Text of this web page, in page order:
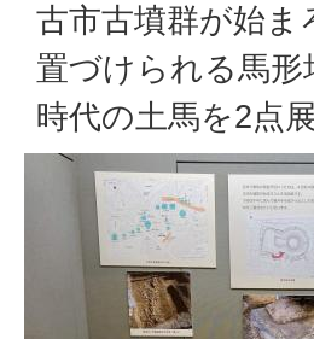
古市古墳群が始
置づけられる馬
時代の土馬を2点